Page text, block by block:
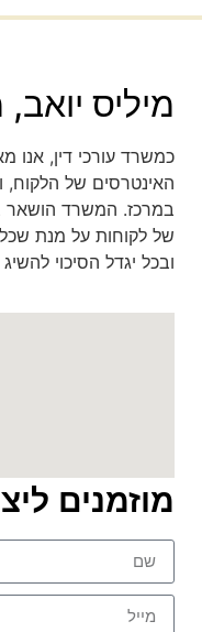
מיליס
כמשרד עורכי דין, אנו
האינטרסים של הלקוח,
במרכז. המשרד הושאר
של לקוחות על מנת שכל
ובכל יגדל הסיכוי
מוזמנים